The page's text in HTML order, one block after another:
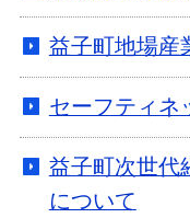
益子町地場産
セーフティネ
益子町次世代
について